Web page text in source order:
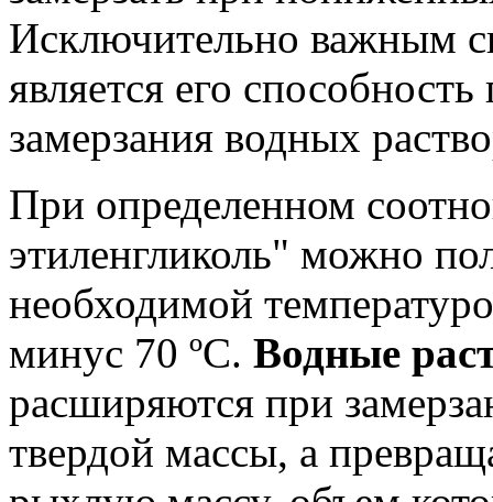
Исключительно важным
является его
замерзания водных
При определенном
этиленгликоль" можно
необходимой
минус 70 ºС. Водные
расширяются при
твердой массы, а